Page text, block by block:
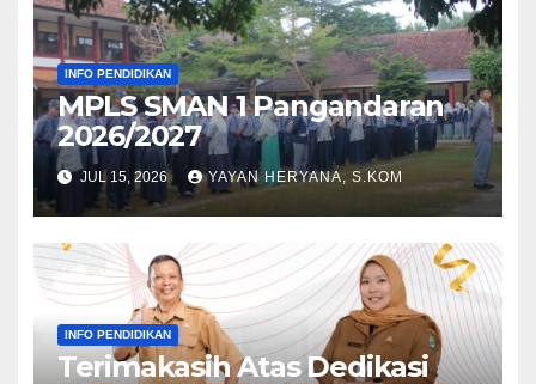
INFO PENDIDIKAN
MPLS SMAN 1 Pangandaran
2026/2027
JUL 15, 2026 YAYAN HERYANA, S.KOM
INFO PENDIDIKAN
Terimakasih Atas Dedikasi